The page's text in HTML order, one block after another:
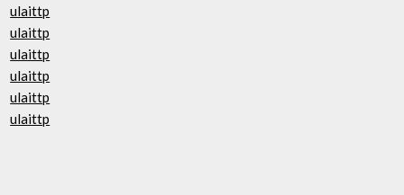
ulaittp
ulaittp
ulaittp
ulaittp
ulaittp
ulaittp